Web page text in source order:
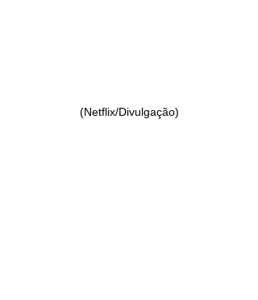
(Netflix/Divulgação)